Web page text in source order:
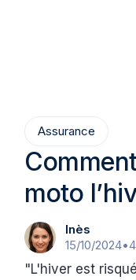
Assurance
moto
Inès
15/10/2024•
"L'hiver est